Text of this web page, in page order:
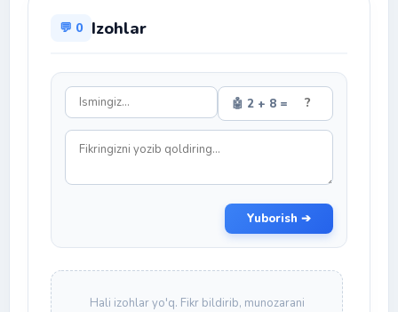
💬 0 Izohlar
🤖 2 + 8 =
Yuborish ➔
Hali izohlar yo'q. Fikr bildirib, munozarani